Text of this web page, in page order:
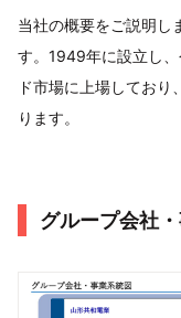
当社の概要をご説明し
す。1949年に設立し
ド市場に上場してお
ります。
グループ会社